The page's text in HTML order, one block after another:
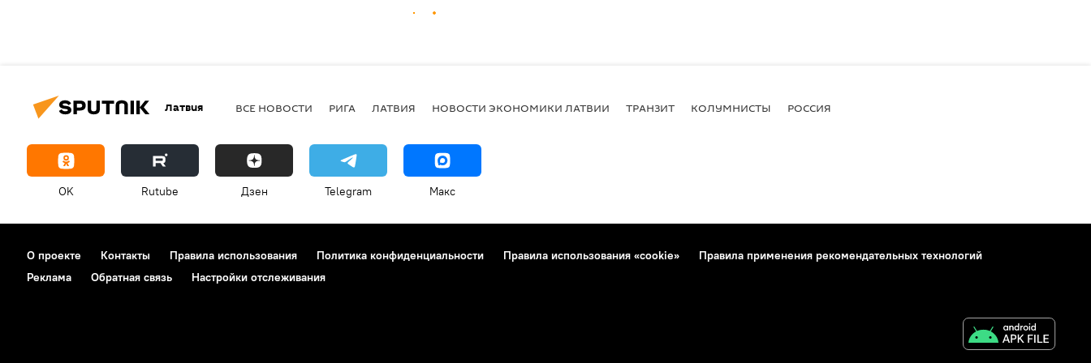
Латвия ВСЕ НОВОСТИ РИГА ЛАТВИЯ НОВОСТИ ЭКОНОМИКИ ЛАТВИИ ТРАНЗИТ КОЛУМНИСТЫ РОССИЯ
OK Rutube Дзен Telegram Макс
О проекте Контакты Правила использования Политика конфиденциальности Правила использования «cookie»
Правила применения рекомендательных технологий
Реклама
Обратная связь Настройки отслеживания